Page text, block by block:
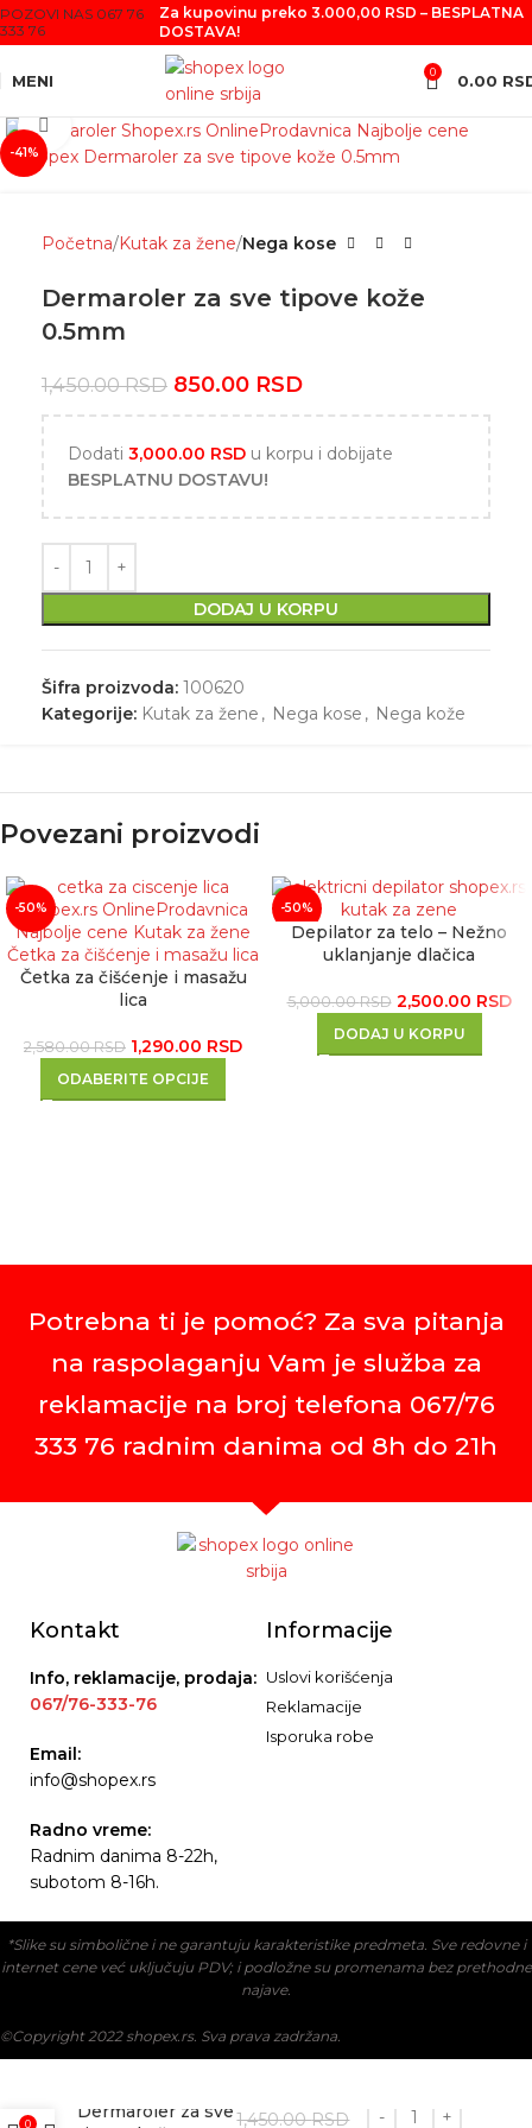
POZOVI NAS 067 76
333 76
Za kupovinu preko 3.000,00 RSD – BESPLATNA
DOSTAVA!
MENI 0 0.00
-41%
Click to enlarge
Početna Kutak za žene Nega kose
Dermaroler za sve tipove kože
0.5mm
1,450.00RSD 850.00 RSD
Dodati 3,000.00 RSD u korpu i dobijate
BESPLATNU DOSTAVU!
DODAJ U KORPU
Šifra proizvoda: 100620
Kategorije: Kutak za žene , Nega kose , Nega kože
Povezani proizvodi
-50%
Četka za čišćenje i masažu
lica
2,580.00RSD 1,290.00 RSD
ODABERITE OPCIJE
-50%
Depilator za telo – Nežno
uklanjanje dlačica
5,000.00RSD 2,500.00 RSD
DODAJ U KORPU
Potrebna ti je pomoć? Za sva pitanja
na raspolaganju Vam je služba za
reklamacije na broj telefona 067/76
333 76 radnim danima od 8h do 21h
Kontakt
Info, reklamacije, prodaja:
067/76-333-76
Email:
info@shopex.rs
Radno vreme:
Radnim danima 8-22h,
subotom 8-16h.
Informacije
Uslovi korišćenja
Reklamacije
Isporuka robe
*Slike su simbolične i ne garantuju karakteristike predmeta. Sve redovne i
internet cene već uključuju PDV; i podložne su promenama bez prethodne
najave.
©Copyright 2022 shopex.rs. Sva prava zadržana.
Dermaroler za sve1,450.00RSD
0